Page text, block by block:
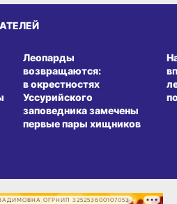
Леопарды
возвращаются:
в окрестностях
Уссурийского
заповедника замечены
первые пары хищников
ОГРНИП 325253600107053